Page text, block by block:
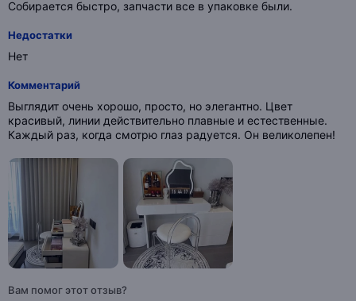
Собирается быстро, запчасти все в упаковке были.
Недостатки
Нет
Комментарий
Выглядит очень хорошо, просто, но элегантно. Цвет
красивый, линии действительно плавные и естественные.
Каждый раз, когда смотрю глаз радуется. Он великолепен!
Вам помог этот отзыв?